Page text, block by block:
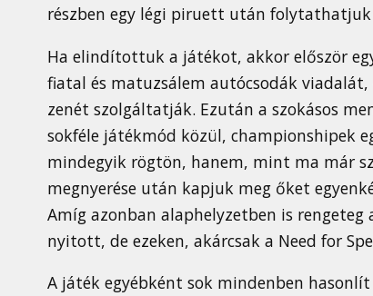
részben egy légi piruett után folytathatjuk
Ha elindítottuk a játékot, akkor először
fiatal és matuzsálem autócsodák viadalát,
zenét szolgáltatják. Ezután a szokásos
sokféle játékmód közül, championshipek
mindegyik rögtön, hanem, mint ma már
megnyerése után kapjuk meg őket
Amíg azonban alaphelyzetben is
nyitott, de ezeken, akárcsak a Need for
A játék egyébként sok mindenben